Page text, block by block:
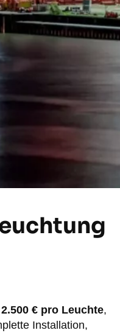
€ pro Leuchte,
Installation,